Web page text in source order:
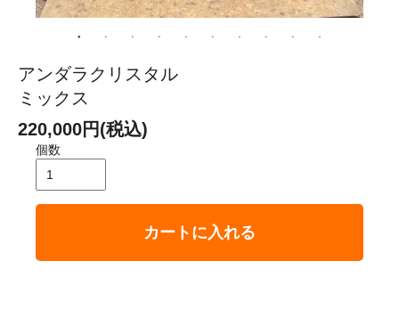
アンダラクリスタル
ミックス
220,000円(税込)
個数
カートに入れる